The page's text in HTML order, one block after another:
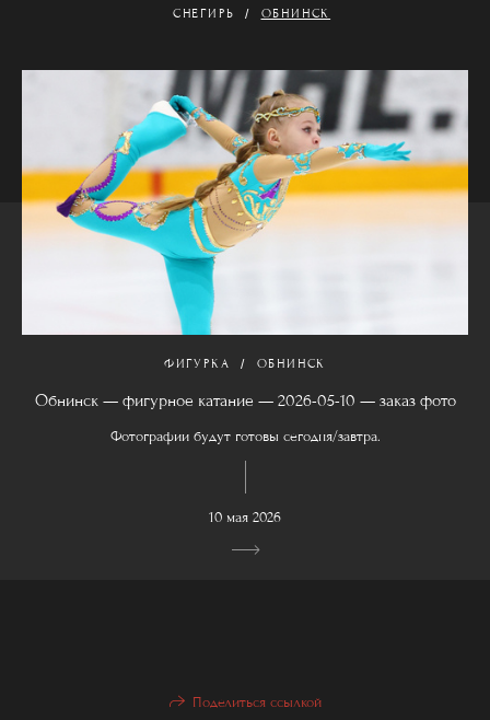
СНЕГИРЬ
ОБНИНСК
ФИГУРКА ОБНИНСК
Обнинск — фигурное катание — 2026-05-10 — заказ фото
Фотографии будут готовы сегодня/завтра.
10 мая 2026
Поделиться ссылкой